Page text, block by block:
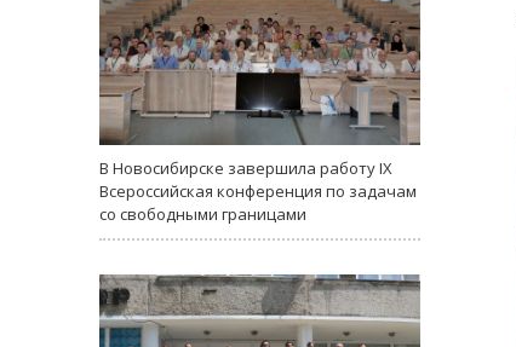
В Новосибирске завершила работу IX
Всероссийская конференция по задачам
со свободными границами